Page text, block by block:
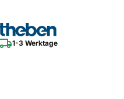
1-3 Werktage